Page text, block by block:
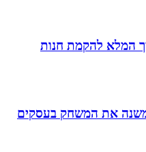
המלא להקמת חנות
משנה את המשחק בעסקים